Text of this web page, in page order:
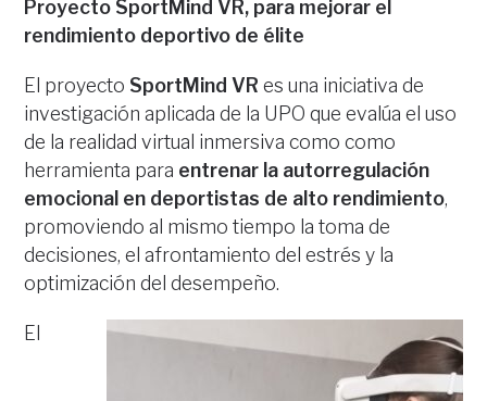
Proyecto SportMind VR, para mejorar el
rendimiento deportivo de élite
El proyecto SportMind VR es una iniciativa de
investigación aplicada de la UPO que evalúa el uso
de la realidad virtual inmersiva como como
herramienta para entrenar la autorregulación
emocional en deportistas de alto rendimiento,
promoviendo al mismo tiempo la toma de
decisiones, el afrontamiento del estrés y la
optimización del desempeño.
El